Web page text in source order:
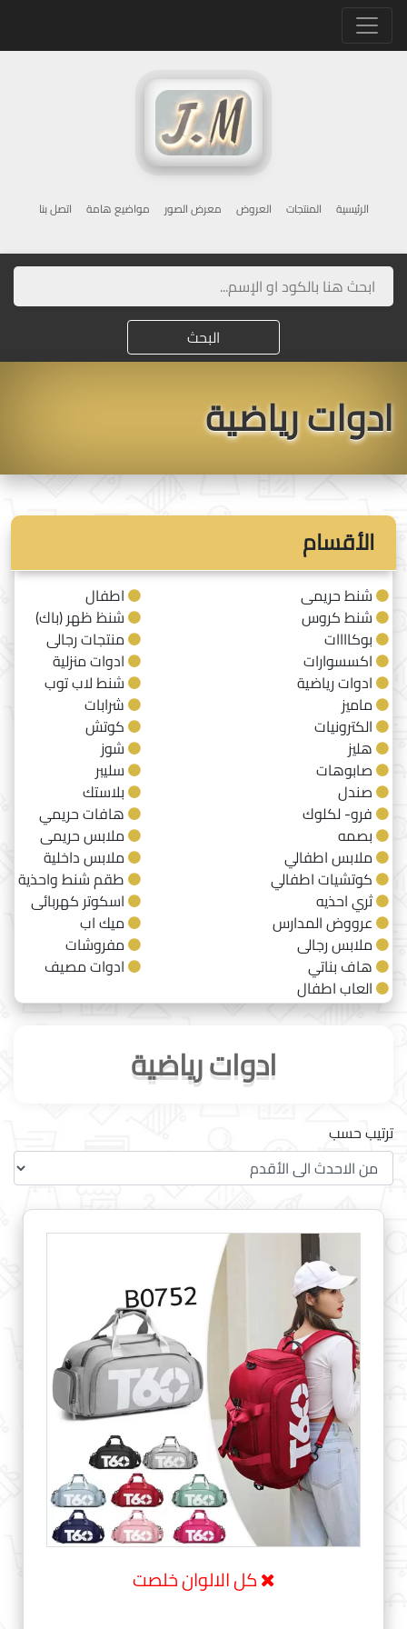
Toggle navigation
الرئيسية المنتجات العروض معرض الصور مواضيع هامة اتصل بنا
البحث
ادوات رياضية
الأقسام
شنط حريمى
شنط كروس
بوكاااات
اكسسوارات
ادوات رياضية
ماميز
الكترونيات
هليز
صابوهات
صندل
فرو- لكلوك
بصمه
ملابس اطفالي
كوتشيات اطفالي
ثري احذيه
عرووض المدارس
ملابس رجالى
هاف بناتي
العاب اطفال
اطفال
شنظ ظهر (باك)
منتجات رجالى
ادوات منزلية
شنط لاب توب
شرابات
كوتش
شوز
سليبر
بلاستك
هافات حريمي
ملابس حريمى
ملابس داخلية
طقم شنط واحذية
اسكوتر كهربائى
ميك اب
مفروشات
ادوات مصيف
ادوات رياضية
ترتيب حسب
كل الالوان خلصت